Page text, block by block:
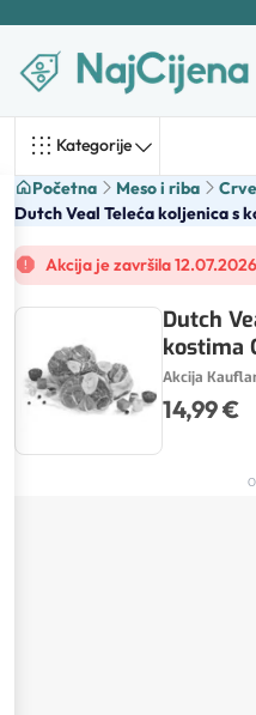
Kategorije
Početna Meso i riba
Dutch Veal Teleća koljenica s
Akcija je završila
Dutch
kostima
Akcija
14,99 €